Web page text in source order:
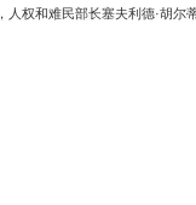
权和难民部长塞夫利德·胡尔